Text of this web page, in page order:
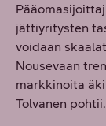
jättiyritysten
voidaan
Nousevaan
markkinoita
Tolvanen pohtii.